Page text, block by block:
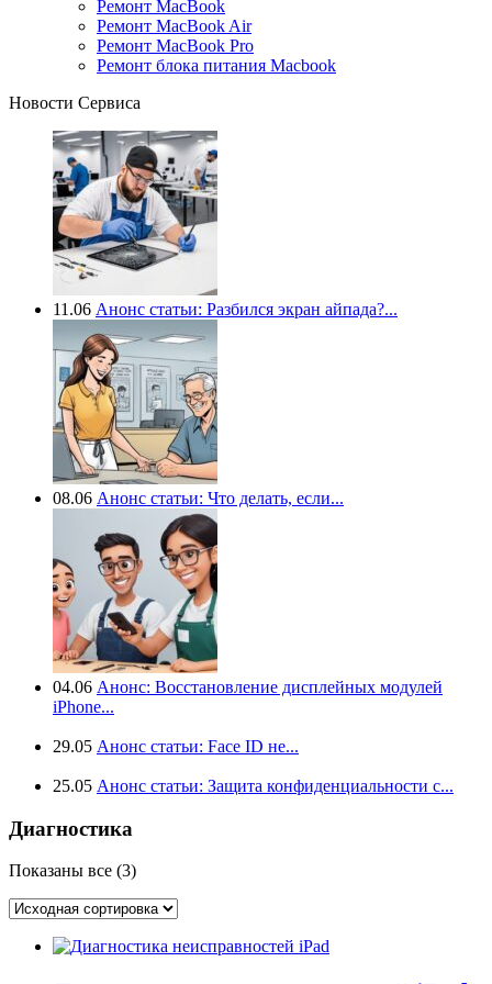
Ремонт MacBook
Ремонт MacBook Air
Ремонт MacBook Pro
Ремонт блока питания Macbook
Новости Сервиса
11.06 Анонс статьи: Разбился экран айпада?...
08.06 Анонс статьи: Что делать, если...
04.06 Анонс: Восстановление дисплейных модулей
iPhone...
29.05 Анонс статьи: Face ID не...
25.05 Анонс статьи: Защита конфиденциальности с...
Диагностика
Показаны все (3)